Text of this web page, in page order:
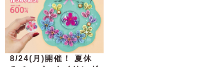
8/24(月)開催！ 夏休